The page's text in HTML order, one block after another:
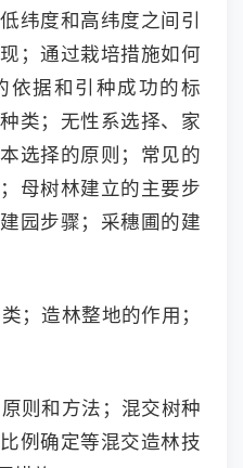
纬度和高纬度之间引
；通过栽培措施如何
依据和引种成功的标
类；无性系选择、家
选择的原则；常见的
母树林建立的主要步
园步骤；采穗圃的建
；造林整地的作用；
则和方法；混交树种
例确定等混交造林技